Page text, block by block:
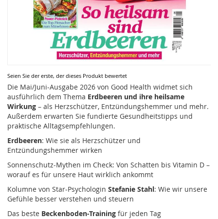
Seien Sie der erste, der dieses Produkt bewertet
Die Mai/Juni-Ausgabe 2026 von Good Health widmet sich
ausführlich dem Thema Erdbeeren und ihre heilsame
Wirkung – als Herzschützer, Entzündungshemmer und mehr.
Außerdem erwarten Sie fundierte Gesundheitstipps und
praktische Alltagsempfehlungen.
Erdbeeren: Wie sie als Herzschützer und
Entzündungshemmer wirken
Sonnenschutz-Mythen im Check: Von Schatten bis Vitamin D –
worauf es für unsere Haut wirklich ankommt
Kolumne von Star-Psychologin Stefanie Stahl: Wie wir unsere
Gefühle besser verstehen und steuern
Das beste Beckenboden-Training für jeden Tag
Zum
Anfang
der
Bildergalerie
springen